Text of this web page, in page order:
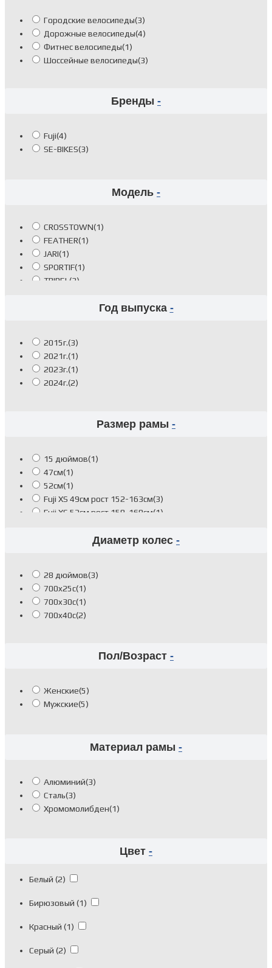
Городские велосипеды(3)
Дорожные велосипеды(4)
Фитнес велосипеды(1)
Шоссейные велосипеды(3)
Бренды -
Fuji(4)
SE-BIKES(3)
Модель -
CROSSTOWN(1)
FEATHER(1)
JARI(1)
SPORTIF(1)
TRIPEL (3)
Год выпуска -
2015г.(3)
2021г.(1)
2023г.(1)
2024г.(2)
Размер рамы -
15 дюймов(1)
47см(1)
52см(1)
Fuji XS 49см рост 152-163см(3)
Fuji XS 52см рост 158-168см(1)
Диаметр колес -
28 дюймов(3)
700x25c(1)
700x30c(1)
700x40c(2)
Пол/Возраст -
Женские(5)
Мужские(5)
Материал рамы -
Алюминий(3)
Сталь(3)
Хромомолибден(1)
Цвет -
Белый (2)
Бирюзовый (1)
Красный (1)
Серый (2)